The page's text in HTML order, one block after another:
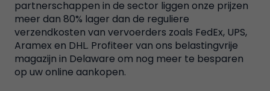
partnerschappen in de sector liggen onze prijzen
meer dan 80% lager dan de reguliere
verzendkosten van vervoerders zoals FedEx, UPS,
Aramex en DHL. Profiteer van ons belastingvrije
magazijn in Delaware om nog meer te besparen
op uw online aankopen.